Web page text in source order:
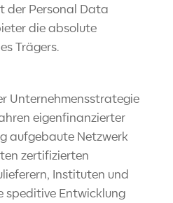
der Personal Data
die absolute
Trägers.
Unternehmensstrategie
eigenfinanzierter
aufgebaute Netzwerk
zertifizierten
Instituten und
speditive Entwicklung